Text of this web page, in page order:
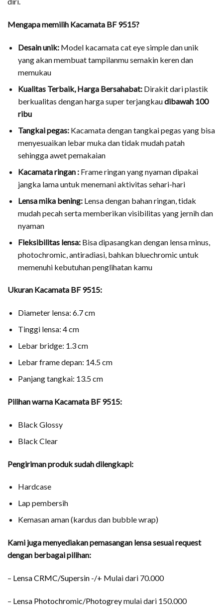
Mengapa memilih Kacamata BF 9515?
Desain unik:Model kacamata cat eye simple dan unik
yang akan membuat tampilanmu semakin keren dan
memukau
Kualitas Terbaik, Harga Bersahabat:Dirakit dari plastik
berkualitas dengan harga super terjangkaudibawah 100
ribu
Tangkai pegas: Kacamata dengan tangkai pegas yang bisa
menyesuaikan lebar muka dan tidak mudah patah
sehingga awet pemakaian
Kacamata ringan : Frame ringan yang nyaman dipakai
jangka lama untuk menemani aktivitas sehari-hari
Lensa mika bening:Lensa dengan bahan ringan, tidak
mudah pecah serta memberikan visibilitas yang jernih dan
nyaman
Fleksibilitas lensa:Bisa dipasangkan dengan lensa minus,
photochromic, antiradiasi, bahkan bluechromic untuk
memenuhi kebutuhan penglihatan kamu
Ukuran Kacamata BF 9515:
Diameter lensa: 6.7 cm
Tinggi lensa: 4 cm
Lebar bridge: 1.3 cm
Lebar frame depan: 14.5 cm
Panjang tangkai: 13.5 cm
Pilihan warna Kacamata BF 9515:
Black Glossy
Black Clear
Pengiriman produk sudah dilengkapi:
Hardcase
Lap pembersih
Kemasan aman (kardus dan bubble wrap)
Kami juga menyediakan pemasangan lensa sesuai request
dengan berbagai pilihan:
– Lensa CRMC/Supersin -/+ Mulai dari 70.000
– Lensa Photochromic/Photogreymulai dari 150.000